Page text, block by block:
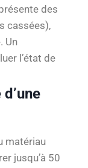
des
cassées),
Un
l’état de
matériau
jusqu’à 50